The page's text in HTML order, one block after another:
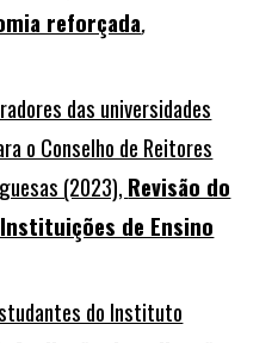
reforçada,
das universidades
o Conselho de Reitores
(2023), Revisão do
de Ensino
do Instituto